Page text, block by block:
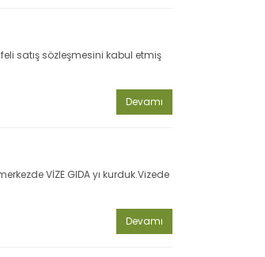
satış sözleşmesini kabul etmiş
Devamı
VİZE GIDA yı kurduk.Vizede
Devamı